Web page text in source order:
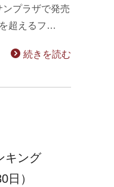
プラザで発売
超えるフ…
続きを読む
キング
日）